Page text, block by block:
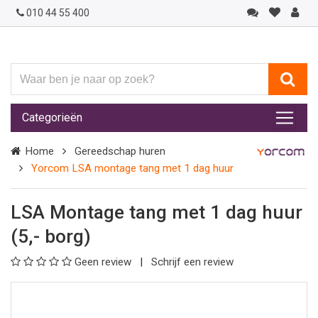
010 44 55 400
ben
je
naar
op
zoek?
Categorieën
Home
Gereedschap huren
Yorcom LSA montage tang met 1 dag huur
LSA Montage tang met 1 dag huur
(5,- borg)
Geen review Schrijf een review